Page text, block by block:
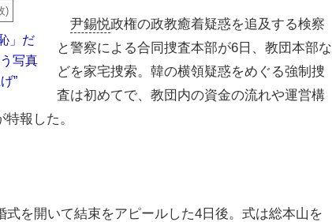
)
」だ
写真
”
尹錫悦政権の政教癒着疑惑を追及する検察
と警察による合同捜査本部が6日、教団本部な
どを家宅捜索。韓の横領疑惑をめぐる強制捜
査は初めてで、教団内の資金の流れや運営構
報した。
を開いて結束をアピールした4日後。式は総本山を